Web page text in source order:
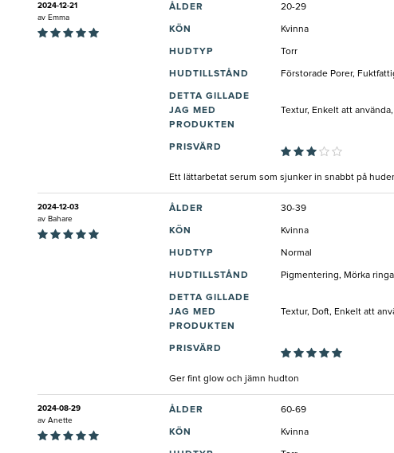
2024-12-21
av Emma
ÅLDER 20-29
KÖN Kvinna
HUDTYP Torr
HUDTILLSTÅND Förstorade Porer,
DETTA GILLADE
JAG MED
PRODUKTEN
Textur, Enkelt att
PRISVÄRD
Ett lättarbetat serum som sjunker in snabbt på
2024-12-03
av Bahare
ÅLDER 30-39
KÖN Kvinna
HUDTYP Normal
HUDTILLSTÅND Pigmentering, Mörka
DETTA GILLADE
JAG MED
PRODUKTEN
Textur, Doft, Enkelt att
PRISVÄRD
Ger fint glow och jämn hudton
2024-08-29
av Anette
ÅLDER 60-69
KÖN Kvinna